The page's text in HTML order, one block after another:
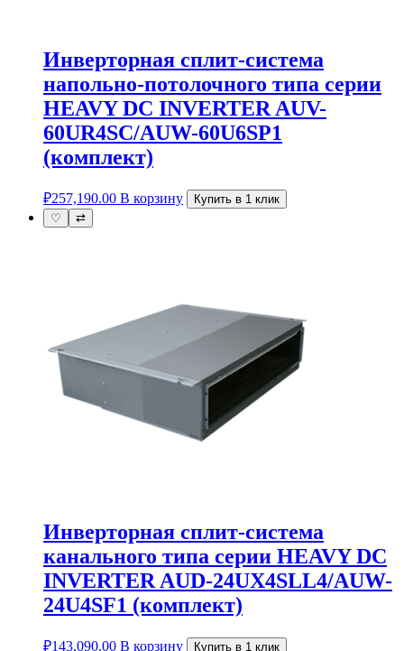
Инверторная сплит-система
напольно-потолочного типа серии
HEAVY DC INVERTER AUV-
60UR4SC/AUW-60U6SP1
(комплект)
₽257,190.00 В корзину
Купить в 1 клик
♡
⇄
Инверторная сплит-система
канального типа серии HEAVY DC
INVERTER AUD-24UX4SLL4/AUW-
24U4SF1 (комплект)
₽143,090.00 В корзину
Купить в 1 клик